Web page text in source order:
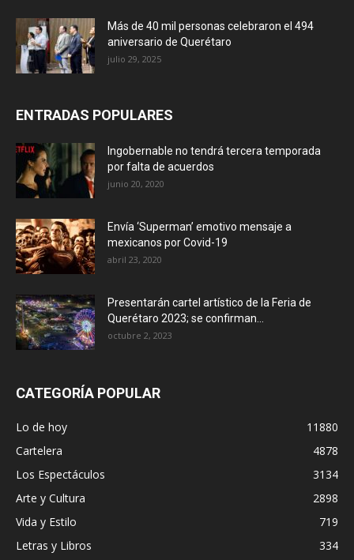
Más de 40 mil personas celebraron el 494
aniversario de Querétaro
julio 29, 2025
ENTRADAS POPULARES
Ingobernable no tendrá tercera temporada
por falta de acuerdos
junio 20, 2020
Envía ‘Superman’ emotivo mensaje a
mexicanos por Covid-19
abril 23, 2020
Presentarán cartel artístico de la Feria de
Querétaro 2023; se confirman...
octubre 2, 2023
CATEGORÍA POPULAR
Lo de hoy
11880
Cartelera
4878
Los Espectáculos
3134
Arte y Cultura
2898
Vida y Estilo
719
Letras y Libros
334